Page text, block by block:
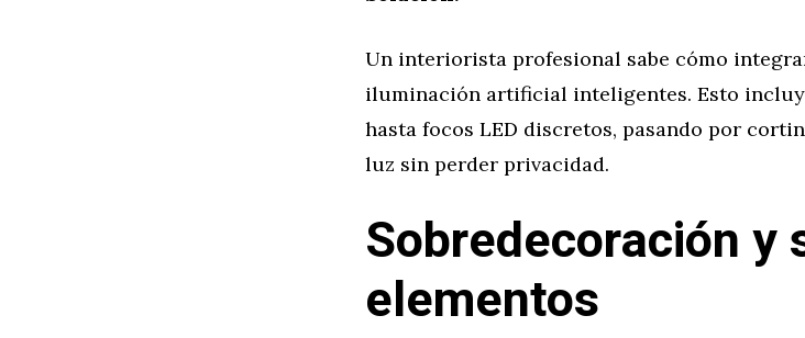
Un interiorista profesional sabe cómo
iluminación artificial inteligentes. Esto
hasta focos LED discretos, pasando por
luz sin perder privacidad.
Sobredecoración y
elementos